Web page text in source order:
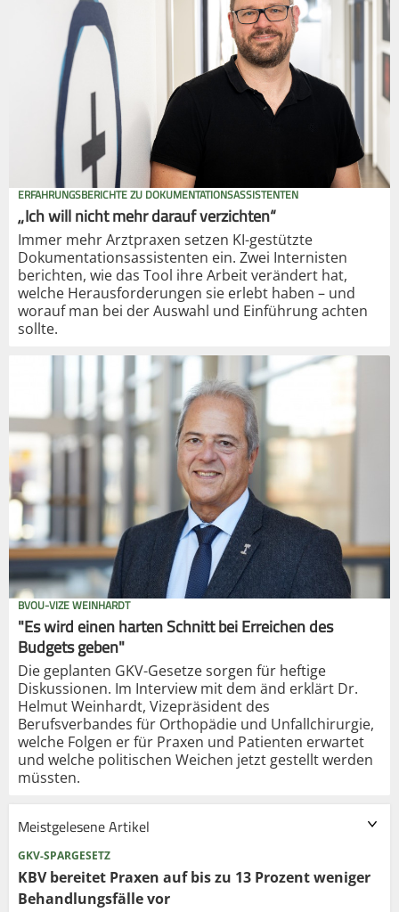
ERFAHRUNGSBERICHTE ZU DOKUMENTATIONSASSISTENTEN
„Ich will nicht mehr darauf verzichten“
Immer mehr Arztpraxen setzen KI-gestützte
Dokumentationsassistenten ein. Zwei Internisten
berichten, wie das Tool ihre Arbeit verändert hat,
welche Herausforderungen sie erlebt haben – und
worauf man bei der Auswahl und Einführung achten
sollte.
BVOU-VIZE WEINHARDT
"Es wird einen harten Schnitt bei Erreichen des
Budgets geben"
Die geplanten GKV-Gesetze sorgen für heftige
Diskussionen. Im Interview mit dem änd erklärt Dr.
Helmut Weinhardt, Vizepräsident des
Berufsverbandes für Orthopädie und Unfallchirurgie,
welche Folgen er für Praxen und Patienten erwartet
und welche politischen Weichen jetzt gestellt werden
müssten.
Meistgelesene Artikel
GKV-SPARGESETZ
KBV bereitet Praxen auf bis zu 13 Prozent weniger
Behandlungsfälle vor